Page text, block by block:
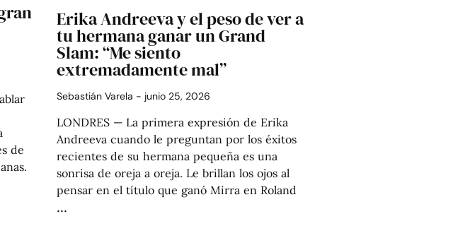
de
Erika Andreeva y el peso de ver a
tu hermana ganar un Grand
Slam: “Me siento
extremadamente mal”
Sebastián Varela junio 25, 2026
LONDRES — La primera expresión de Erika
Andreeva cuando le preguntan por los éxitos
recientes de su hermana pequeña es una
sonrisa de oreja a oreja. Le brillan los ojos al
pensar en el título que ganó Mirra en Roland